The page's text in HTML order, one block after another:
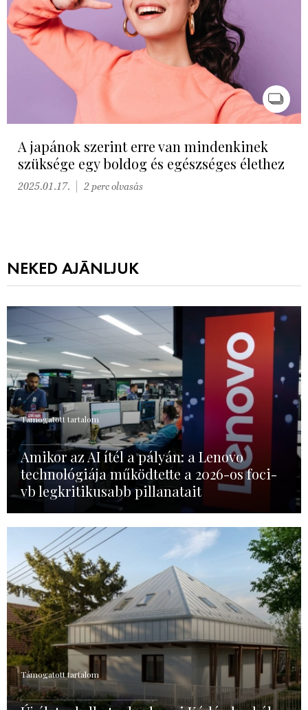
A japánok szerint erre van mindenkinek
szüksége egy boldog és egészséges élethez
2025.01.17. 2 perc olvasás
NEKED AJÁNLJUK
Támogatott tartalom
Amikor az AI ítél a pályán: a Lenovo
technológiája működtette a 2026-os foci-
vb legkritikusabb pillanatait
Támogatott tartalom